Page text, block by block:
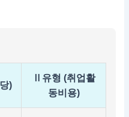
)
Ⅱ유형 (취업활
동비용)